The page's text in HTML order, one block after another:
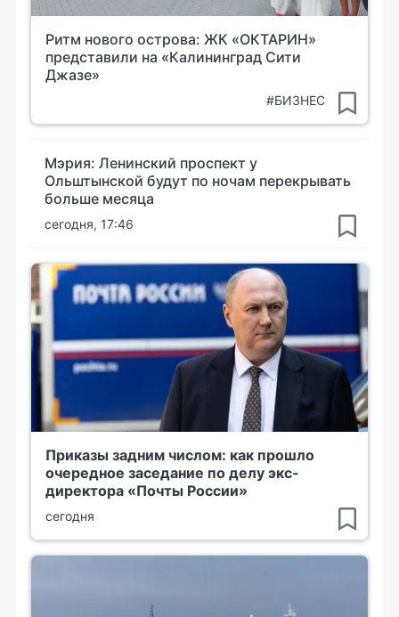
Ритм нового острова: ЖК «ОКТАРИН»
представили на «Калининград Сити
Джазе»
#БИЗНЕС
Мэрия: Ленинский проспект у
Ольштынской будут по ночам перекрывать
больше месяца
сегодня, 17:46
Приказы задним числом: как прошло
очередное заседание по делу экс-
директора «Почты России»
сегодня